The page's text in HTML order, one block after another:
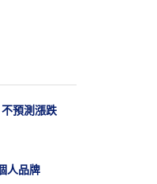
預測漲跌
人品牌